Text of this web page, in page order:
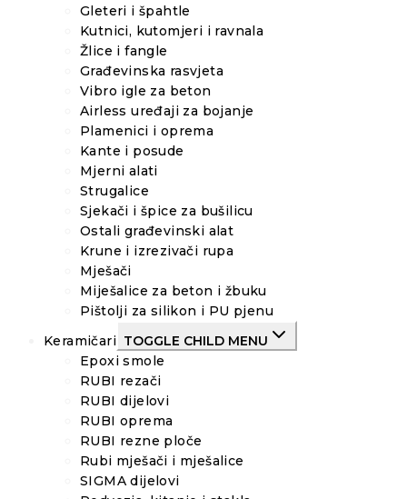
Gleteri i špahtle
Kutnici, kutomjeri i ravnala
Žlice i fangle
Građevinska rasvjeta
Vibro igle za beton
Airless uređaji za bojanje
Plamenici i oprema
Kante i posude
Mjerni alati
Strugalice
Sjekači i špice za bušilicu
Ostali građevinski alat
Krune i izrezivači rupa
Mješači
Miješalice za beton i žbuku
Pištolji za silikon i PU pjenu
Keramičari TOGGLE CHILD MENU
Epoxi smole
RUBI rezači
RUBI dijelovi
RUBI oprema
RUBI rezne ploče
Rubi mješači i mješalice
SIGMA dijelovi